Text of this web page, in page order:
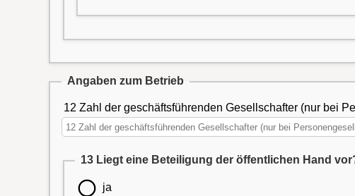
Angaben zum Betrieb
12 Zahl der geschäftsführenden Gesellschafter (nur bei
13 Liegt eine Beteiligung der öffentlichen Hand
ja